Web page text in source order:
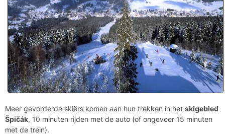
Meer gevorderde skiërs komen aan hun trekken in het skigebied
Špičák, 10 minuten rijden met de auto (of ongeveer 15 minuten
met de trein).